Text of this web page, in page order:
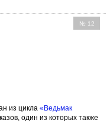
№ 12
из цикла «Ведьмак
один из которых также